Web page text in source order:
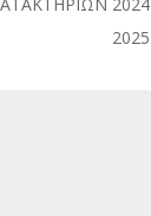
2025